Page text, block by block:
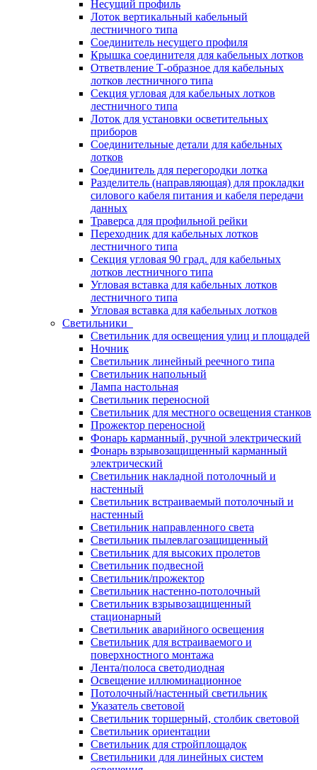
Несущий профиль
Лоток вертикальный кабельный
лестничного типа
Соединитель несущего профиля
Крышка соединителя для кабельных лотков
Ответвление Т-образное для кабельных
лотков лестничного типа
Секция угловая для кабельных лотков
лестничного типа
Лоток для установки осветительных
приборов
Соединительные детали для кабельных
лотков
Соединитель для перегородки лотка
Разделитель (направляющая) для прокладки
силового кабеля питания и кабеля передачи
данных
Траверса для профильной рейки
Переходник для кабельных лотков
лестничного типа
Секция угловая 90 град. для кабельных
лотков лестничного типа
Угловая вставка для кабельных лотков
лестничного типа
Угловая вставка для кабельных лотков
Светильники
Светильник для освещения улиц и площадей
Ночник
Светильник линейный реечного типа
Светильник напольный
Лампа настольная
Светильник переносной
Светильник для местного освещения станков
Прожектор переносной
Фонарь карманный, ручной электрический
Фонарь взрывозащищенный карманный
электрический
Светильник накладной потолочный и
настенный
Светильник встраиваемый потолочный и
настенный
Светильник направленного света
Светильник пылевлагозащищенный
Светильник для высоких пролетов
Светильник подвесной
Светильник/прожектор
Светильник настенно-потолочный
Светильник взрывозащищенный
стационарный
Светильник аварийного освещения
Светильник для встраиваемого и
поверхностного монтажа
Лента/полоса светодиодная
Освещение иллюминационное
Потолочный/настенный светильник
Указатель световой
Светильник торшерный, столбик световой
Светильник ориентации
Светильник для стройплощадок
Светильники для линейных систем